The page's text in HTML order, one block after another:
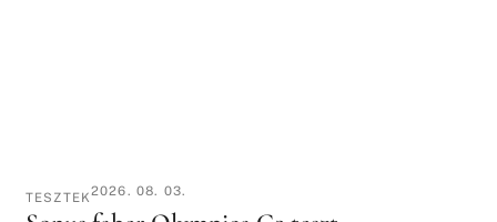
TESZTEK2026. 08. 03.